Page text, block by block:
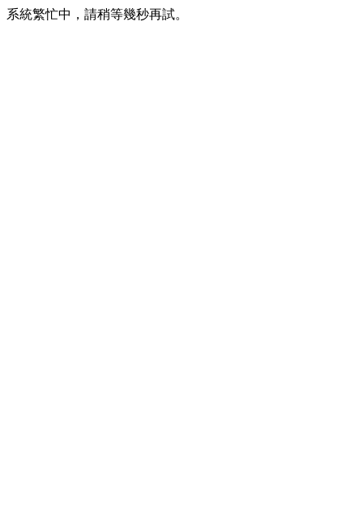
系統繁忙中，請稍等幾秒再試。